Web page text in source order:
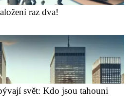
raz dva!
svět: Kdo jsou tahouni